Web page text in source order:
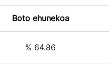
Boto ehunekoa
% 64.86